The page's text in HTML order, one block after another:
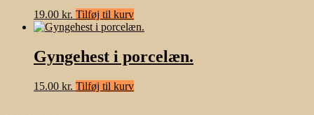
19.00 kr. Tilføj til kurv
Gyngehest i porcelæn.
15.00 kr. Tilføj til kurv